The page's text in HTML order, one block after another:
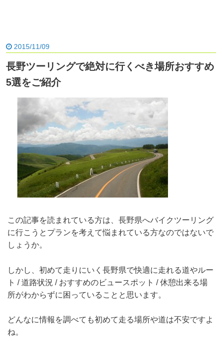
2015/11/09
長野ツーリングで絶対に行くべき場所おすすめ
5選をご紹介
この記事を読まれている方は、長野県へバイクツーリング
に行こうとプランを考えて悩まれている方なのではないで
しょうか。
しかし、初めて走りにいく長野県で快適に走れる道やルー
ト / 道路状況 / おすすめのビュースポット / 休憩出来る場
所がわからずに困っていることと思います。
どんなに情報を調べても初めて走る場所や道は不安ですよ
ね。